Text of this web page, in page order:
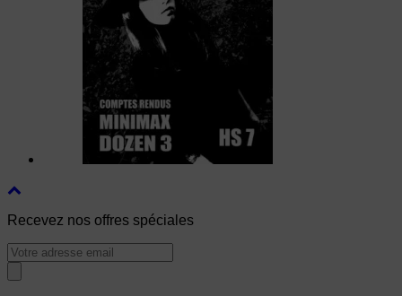
Recevez nos offres spéciales